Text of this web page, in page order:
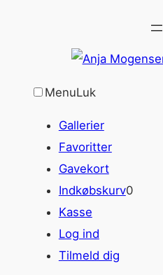
MenuLuk
Gallerier
Favoritter
Gavekort
Indkøbskurv0
Kasse
Log ind
Tilmeld dig